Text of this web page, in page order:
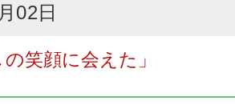
02日
の笑顔に会えた」